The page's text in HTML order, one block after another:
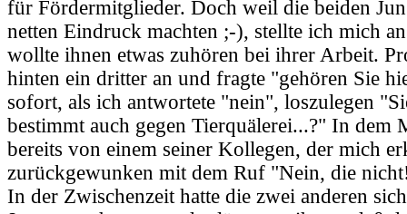
für Fördermitglieder. Doch weil die beiden
netten Eindruck machten ;-), stellte ich mich
wollte ihnen etwas zuhören bei ihrer Arbeit.
hinten ein dritter an und fragte "gehören Sie
sofort, als ich antwortete "nein", loszulegen
bestimmt auch gegen Tierquälerei...?" In dem
bereits von einem seiner Kollegen, der mich
zurückgewunken mit dem Ruf "Nein, die
In der Zwischenzeit hatte die zwei anderen